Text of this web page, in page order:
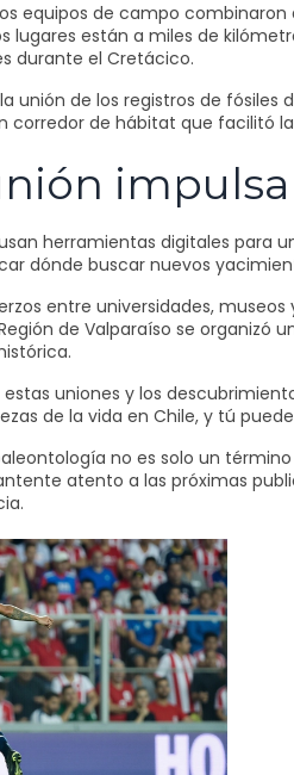
equipos de campo
lugares están a miles de
durante el Cretácico.
unión de los registros de fósiles
corredor de hábitat que facilitó
herramientas digitales para
dónde buscar nuevos
entre universidades,
de Valparaíso se
uniones y los
de la vida en Chile, y tú
no es solo un
atento a las próximas